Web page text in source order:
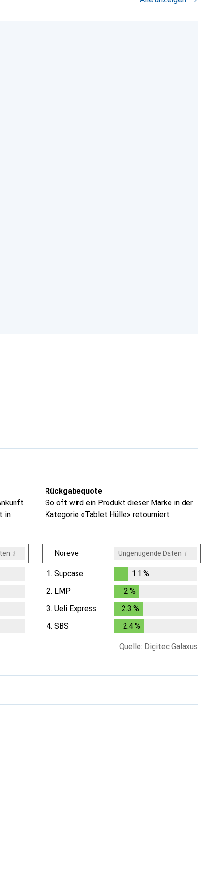
in
i
Rückgabequote
So oft wird ein Produkt dieser Marke in der
Kategorie «Tablet Hülle» retourniert.
Noreve Ungenügende Daten i
1. Supcase
1.1%
1.1 %
2. LMP 2 %
3. Ueli Express 2.3 %
4. SBS 2.4%
Quelle: Digitec Galaxus